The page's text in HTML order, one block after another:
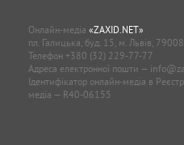
Онлайн-медіа «ZAXID.NET»
пл. Галицька, буд. 15, м. Львів, 79008
Телефон +380 (32) 229-77-77
Адреса електронної пошти —
Ідентифікатор онлайн-медіа в
медіа — R40-06155